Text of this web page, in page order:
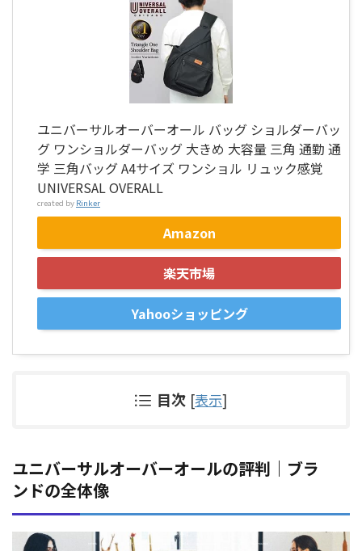
ユニバーサルオーバーオール バッグ ショルダーバッ
グ ワンショルダーバッグ 大きめ 大容量 三角 通勤 通
学 三角バッグ A4サイズ ワンショル リュック感覚
UNIVERSAL OVERALL
created by Rinker
Amazon
楽天市場
Yahooショッピング
目次 [表示]
ユニバーサルオーバーオールの評判｜ブラ
ンドの全体像